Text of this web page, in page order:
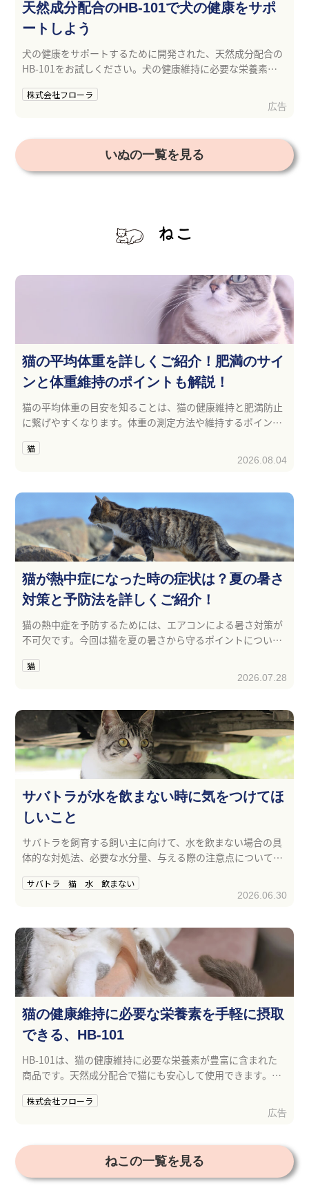
天然成分配合のHB-101で犬の健康をサポ
ートしよう
犬の健康をサポートするために開発された、天然成分配合の
HB-101をお試しください。犬の健康維持に必要な栄養素が
株式会社フローラ
広告
いぬの一覧を見る
ねこ
猫の平均体重を詳しくご紹介！肥満のサイ
ンと体重維持のポイントも解説！
猫の平均体重の目安を知ることは、猫の健康維持と肥満防止
に繋げやすくなります。体重の測定方法や維持するポイント
猫
2026.08.04
猫が熱中症になった時の症状は？夏の暑さ
対策と予防法を詳しくご紹介！
猫の熱中症を予防するためには、エアコンによる暑さ対策が
不可欠です。今回は猫を夏の暑さから守るポイントについて
猫
2026.07.28
サバトラが水を飲まない時に気をつけてほ
しいこと
サバトラを飼育する飼い主に向けて、水を飲まない場合の具
体的な対処法、必要な水分量、与える際の注意点について解
サバトラ 猫 水 飲まない
2026.06.30
猫の健康維持に必要な栄養素を手軽に摂取
できる、HB-101
HB-101は、猫の健康維持に必要な栄養素が豊富に含まれた
商品です。天然成分配合で猫にも安心して使用できます。簡
です。
株式会社フローラ
広告
ねこの一覧を見る